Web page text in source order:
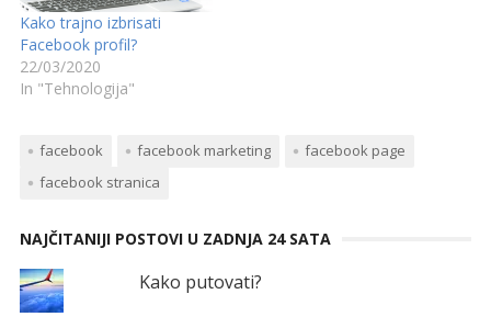
Kako trajno izbrisati
Facebook profil?
22/03/2020
In "Tehnologija"
facebook facebook marketing
facebook page
facebook stranica
NAJČITANIJI POSTOVI U ZADNJA 24 SATA
Kako putovati?